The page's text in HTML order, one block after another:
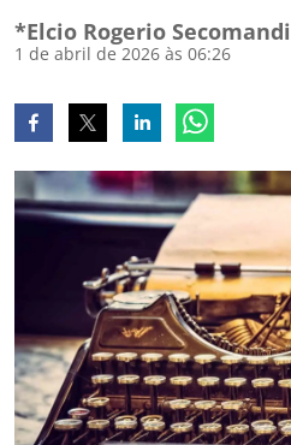
*Elcio Rogerio Secomandi
1 de abril de 2026 às 06:26